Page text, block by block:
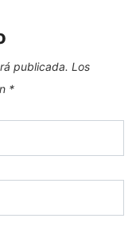
publicada. Los
*